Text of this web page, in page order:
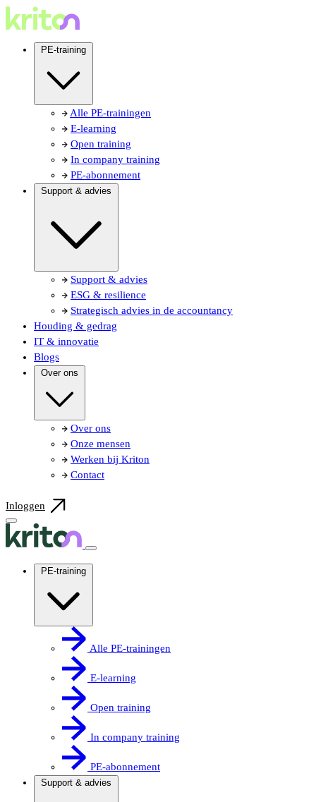
PE-training
Alle PE-trainingen
E-learning
Open training
In company training
PE-abonnement
Support & advies
Support & advies
ESG & resilience
Strategisch advies in de accountancy
Houding & gedrag
IT & innovatie
Blogs
Over ons
Over ons
Onze mensen
Werken bij Kriton
Contact
Inloggen
PE-training
Alle PE-trainingen
E-learning
Open training
In company training
PE-abonnement
Support & advies